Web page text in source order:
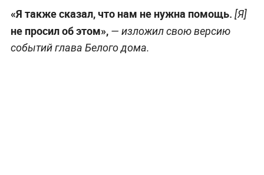
«Я также сказал, что нам не нужна помощь. [Я]
не просил об этом», — изложил свою версию
событий глава Белого дома.